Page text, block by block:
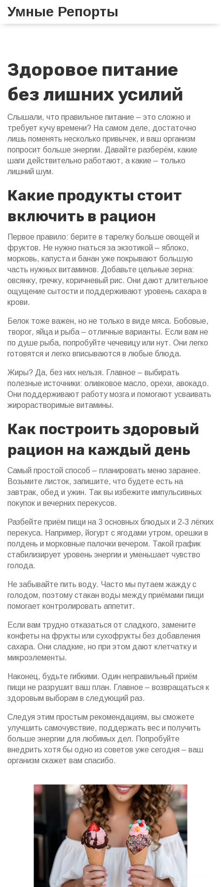
Умные Репорты
Здоровое питание
без лишних усилий
Слышали, что правильное питание – это сложно и
требует кучу времени? На самом деле, достаточно
лишь поменять несколько привычек, и ваш организм
попросит больше энергии. Давайте разберём, какие
шаги действительно работают, а какие – только
лишний шум.
Какие продукты стоит
включить в рацион
Первое правило: берите в тарелку больше овощей и
фруктов. Не нужно гнаться за экзотикой – яблоко,
морковь, капуста и банан уже покрывают большую
часть нужных витаминов. Добавьте цельные зерна:
овсянку, гречку, коричневый рис. Они дают длительное
ощущение сытости и поддерживают уровень сахара в
крови.
Белок тоже важен, но не только в виде мяса. Бобовые,
творог, яйца и рыба – отличные варианты. Если вам не
по душе рыба, попробуйте чечевицу или нут. Они легко
готовятся и легко вписываются в любые блюда.
Жиры? Да, без них нельзя. Главное – выбирать
полезные источники: оливковое масло, орехи, авокадо.
Они поддерживают работу мозга и помогают усваивать
жирорастворимые витамины.
Как построить здоровый
рацион на каждый день
Самый простой способ – планировать меню заранее.
Возьмите листок, запишите, что будете есть на
завтрак, обед и ужин. Так вы избежите импульсивных
покупок и вечерних перекусов.
Разбейте приём пищи на 3 основных блюдых и 2‑3 лёгких
перекуса. Например, йогурт с ягодами утром, орешки в
полдень и морковные палочки вечером. Такой график
стабилизирует уровень энергии и уменьшает чувство
голода.
Не забывайте пить воду. Часто мы путаем жажду с
голодом, поэтому стакан воды между приёмами пищи
помогает контролировать аппетит.
Если вам трудно отказаться от сладкого, замените
конфеты на фрукты или сухофрукты без добавления
сахара. Они сладкие, но при этом дают клетчатку и
микроэлементы.
Наконец, будьте гибкими. Один неправильный приём
пищи не разрушит ваш план. Главное – возвращаться к
здоровым выборам в следующий раз.
Следуя этим простым рекомендациям, вы сможете
улучшить самочувствие, поддержать вес и получить
больше энергии для любимых дел. Попробуйте
внедрить хотя бы одно из советов уже сегодня – ваш
организм скажет вам спасибо.